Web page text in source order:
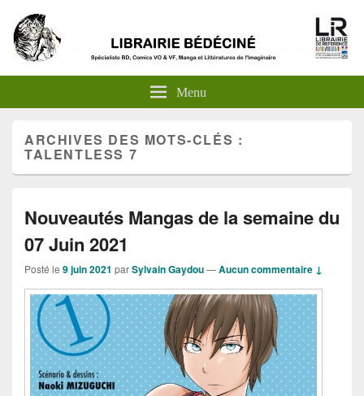
Menu
ARCHIVES DES MOTS-CLÉS :
TALENTLESS 7
Nouveautés Mangas de la semaine du
07 Juin 2021
Posté le 9 juin 2021 parSylvain Gaydou—Aucun commentaire ↓